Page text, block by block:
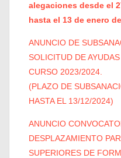
alegaciones desde el
hasta el 13 de enero
ANUNCIO DE
SOLICITUD DE
CURSO 2023/2024.
(PLAZO DE
HASTA EL 13/12/2024)
ANUNCIO
DESPLAZAMIENTO
SUPERIORES DE